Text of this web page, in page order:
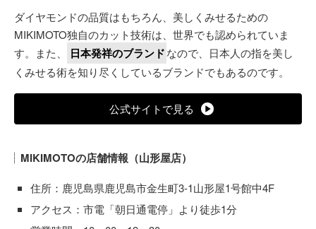
ダイヤモンドの品質はもちろん、美しくみせるための
MIKIMOTO独自のカット技術は、世界でも認められていま
す。また、
日本発祥のブランドなので、日本人の指を美し
くみせる術を知り尽くしているブランドでもあるのです。
公式サイトで見る
MIKIMOTOの店舗情報（山形屋店）
住所：鹿児島県鹿児島市金生町3-1山形屋1号館中4F
アクセス：市電「朝日通電停」より徒歩1分